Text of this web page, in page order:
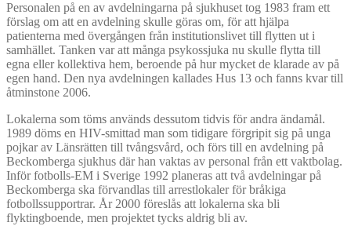
Personalen på en av avdelningarna på sjukhuset tog 1983 fram ett
förslag om att en avdelning skulle göras om, för att hjälpa
patienterna med övergången från institutionslivet till flytten ut i
samhället. Tanken var att många psykossjuka nu skulle flytta till
egna eller kollektiva hem, beroende på hur mycket de klarade av på
egen hand. Den nya avdelningen kallades Hus 13 och fanns kvar till
åtminstone 2006.
Lokalerna som töms används dessutom tidvis för andra ändamål.
1989 döms en HIV-smittad man som tidigare förgripit sig på unga
pojkar av Länsrätten till tvångsvård, och förs till en avdelning på
Beckomberga sjukhus där han vaktas av personal från ett vaktbolag.
Inför fotbolls-EM i Sverige 1992 planeras att två avdelningar på
Beckomberga ska förvandlas till arrestlokaler för bråkiga
fotbollssupportrar. År 2000 föreslås att lokalerna ska bli
flyktingboende, men projektet tycks aldrig bli av.